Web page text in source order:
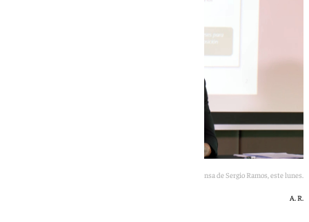
Rueda de prensa de Sergio Ramos, este lunes.
A. R.